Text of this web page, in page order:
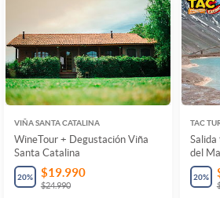
VIÑA SANTA CATALINA
WineTour + Degustación Viña
Santa Catalina
20% $19.990
$24.990
TAC
Salida
del
20%